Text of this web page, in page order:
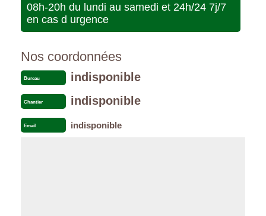
08h-20h du lundi au samedi et 24h/24 7j/7
en cas d urgence
Nos coordonnées
Bureau indisponible
Chantier indisponible
Email indisponible